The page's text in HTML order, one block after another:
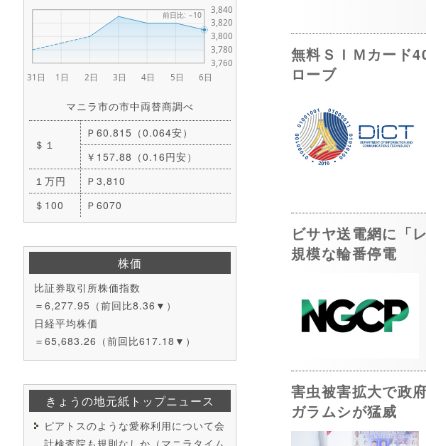
マニラ市の市中両替商調べ
＄１
Ｐ60.815（0.064安）
￥157.88（0.16円安）
１万円
Ｐ3,810
＄100
Ｐ6070
株価
比証券取引所株価指数
＝6,277.95（前回比8.36▼）
日経平均株価
＝65,683.26（前回比617.18▼）
きょうの地元紙トップニュース
ピアトスのような愛称利用について会
無料ＳＩＭカード
ローブ
ビサヤ送電網に「
規模な輪番停電
害虫被害拡大で政
ガラムシが猛威